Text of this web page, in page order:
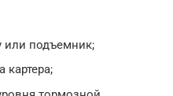
или подъемник;
картера;